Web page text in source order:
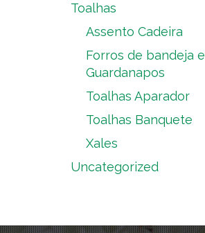
Toalhas
Assento Cadeira
Forros de bandeja e
Guardanapos
Toalhas Aparador
Toalhas Banquete
Xales
Uncategorized